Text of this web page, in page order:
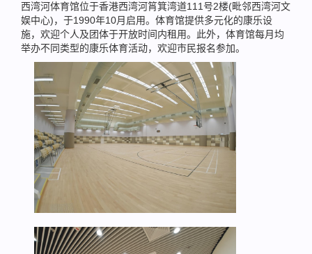
西湾河体育馆位于香港西湾河筲箕湾道111号2楼(毗邻西湾河文
娱中心)，于1990年10月启用。体育馆提供多元化的康乐设
施，欢迎个人及团体于开放时间内租用。此外，体育馆每月均
举办不同类型的康乐体育活动，欢迎市民报名参加。